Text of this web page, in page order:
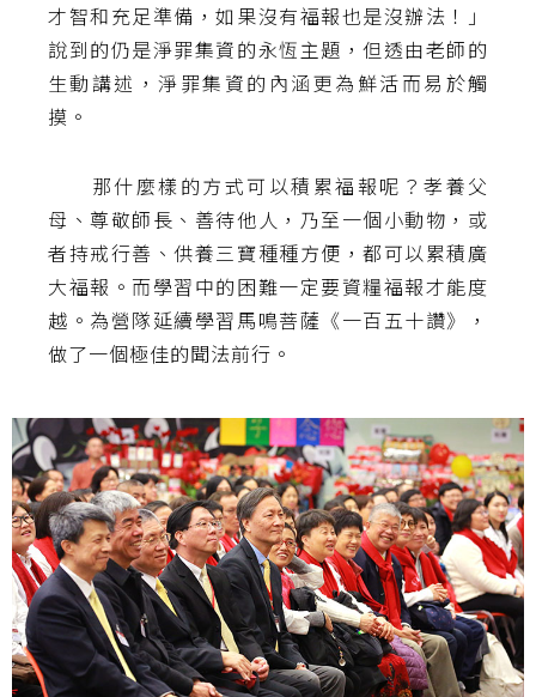
才智和充足準備，如果沒有福報也是沒辦法！」
說到的仍是淨罪集資的永恆主題，但透由老師的
生動講述，淨罪集資的內涵更為鮮活而易於觸
摸。
那什麼樣的方式可以積累福報呢？孝養父
母、尊敬師長、善待他人，乃至一個小動物，或
者持戒行善、供養三寶種種方便，都可以累積廣
大福報。而學習中的困難一定要資糧福報才能度
越。為營隊延續學習馬鳴菩薩《一百五十讚》，
做了一個極佳的聞法前行。